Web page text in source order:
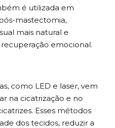
é utilizada em
mastectomia,
mais natural e
emocional.
como LED e laser, vem
na cicatrização e no
Esses métodos
dos tecidos, reduzir a